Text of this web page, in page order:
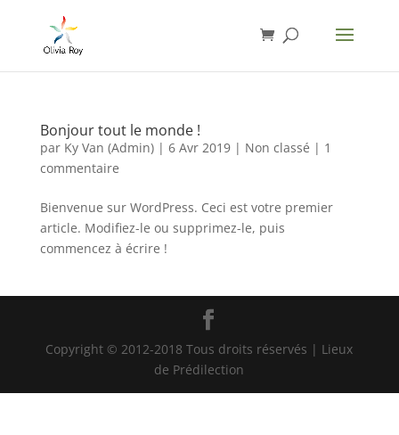
Bonjour tout le monde !
par Ky Van (Admin)| 6 Avr 2019| Non classé | 1
commentaire
Bienvenue sur WordPress. Ceci est votre premier
article. Modifiez-le ou supprimez-le, puis
commencez à écrire !
Copyright © 2012-2018 Tous droits réservés | Lieux
de Prédilection